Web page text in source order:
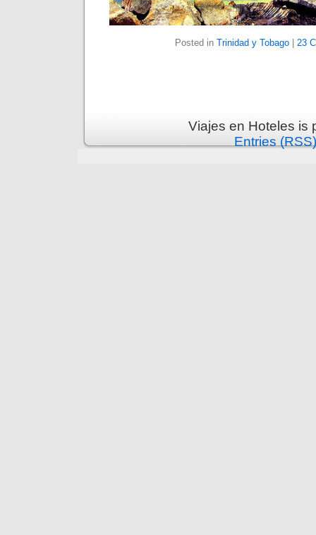
Posted in Trinidad y Tobago| 23
Viajes en Hoteles is
Entries (RSS)